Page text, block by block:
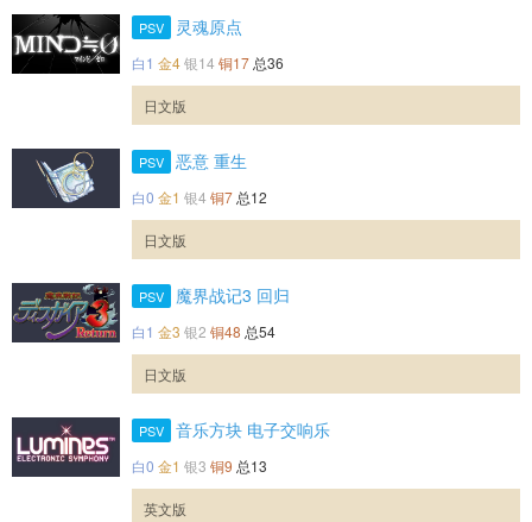
PSV 灵魂原点
白1 金4银14 铜17 总36
日文版
PSV 恶意 重生
白0 金1 银4 铜7 总12
日文版
PSV 魔界战记3 回归
白1 金3 银2 铜48 总54
日文版
PSV 音乐方块 电子交响乐
白0 金1 银3 铜9 总13
英文版